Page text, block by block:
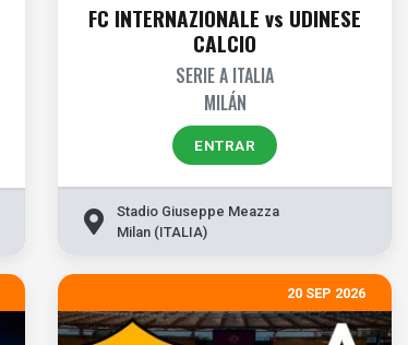
FC INTERNAZIONALE vs UDINESE
CALCIO
SERIE A ITALIA
MILÁN
ENTRAR
Stadio Giuseppe Meazza
Milan (ITALIA)
20 SEP 2026